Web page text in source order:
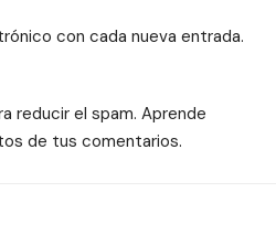
con cada nueva entrada.
reducir el spam. Aprende
de tus comentarios.